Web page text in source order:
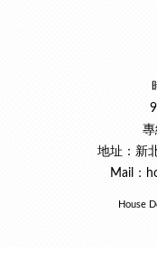
9:00-
地址：新
Mail：
House